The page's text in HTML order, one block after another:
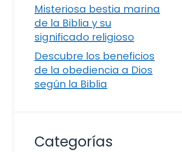
Misteriosa bestia marina
de la Biblia y su
significado religioso
Descubre los beneficios
de la obediencia a Dios
según la Biblia
Categorías